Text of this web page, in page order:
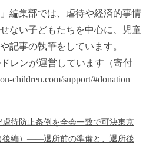
編集部では、虐待や経済的事情
ない子どもたちを中心に、児童
記事の執筆をしています。
レンが運営しています（寄付
children.com/support/#donation
待防止条例を全会一致で可決東京
後編）――退所前の準備と、退所後